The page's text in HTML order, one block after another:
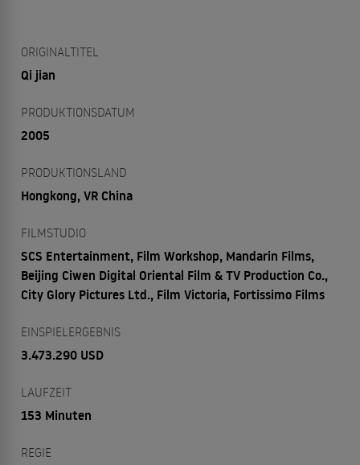
ORIGINALTITEL
Qi jian
PRODUKTIONSDATUM
2005
PRODUKTIONSLAND
Hongkong, VR China
FILMSTUDIO
SCS Entertainment, Film Workshop, Mandarin Films,
Beijing Ciwen Digital Oriental Film & TV Production Co.,
City Glory Pictures Ltd., Film Victoria, Fortissimo Films
EINSPIELERGEBNIS
3.473.290 USD
LAUFZEIT
153 Minuten
REGIE